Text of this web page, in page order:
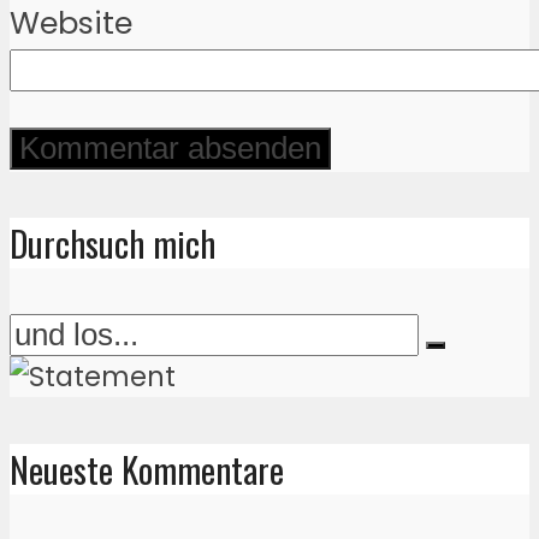
Website
Durchsuch mich
Neueste Kommentare